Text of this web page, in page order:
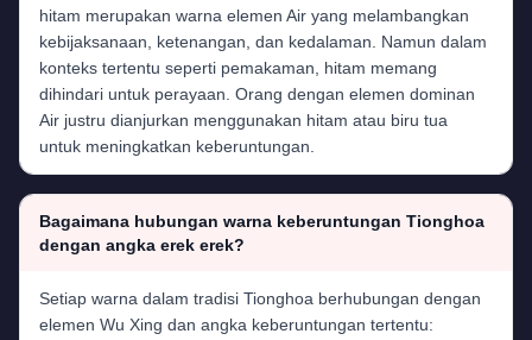
hitam merupakan warna elemen Air yang melambangkan
kebijaksanaan, ketenangan, dan kedalaman. Namun dalam
konteks tertentu seperti pemakaman, hitam memang
dihindari untuk perayaan. Orang dengan elemen dominan
Air justru dianjurkan menggunakan hitam atau biru tua
untuk meningkatkan keberuntungan.
Bagaimana hubungan warna keberuntungan Tionghoa
dengan angka erek erek?
Setiap warna dalam tradisi Tionghoa berhubungan dengan
elemen Wu Xing dan angka keberuntungan tertentu: